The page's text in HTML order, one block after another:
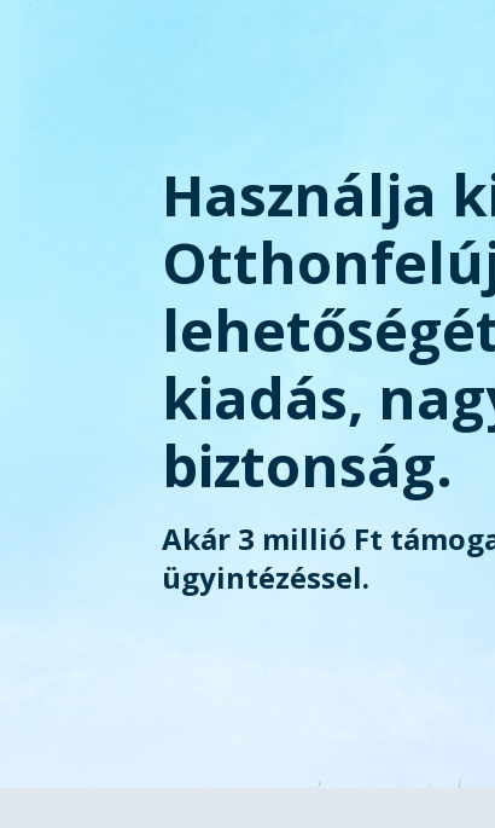
Használja
kiadás,
biztonság.
Akár 3 millió Ft
ügyintézéssel.